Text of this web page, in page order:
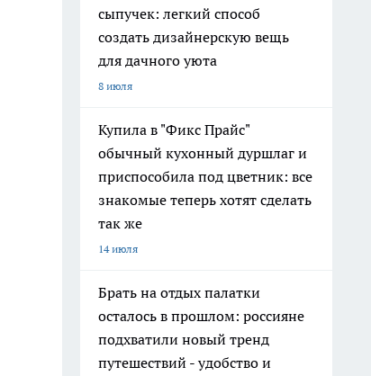
сыпучек: легкий способ
создать дизайнерскую вещь
для дачного уюта
8 июля
Купила в "Фикс Прайс"
обычный кухонный дуршлаг и
приспособила под цветник: все
знакомые теперь хотят сделать
так же
14 июля
Брать на отдых палатки
осталось в прошлом: россияне
подхватили новый тренд
путешествий - удобство и